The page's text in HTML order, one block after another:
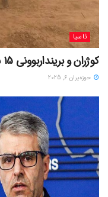
ئاسیا
کوژران و برینداربوونی 15 سەربازی زایۆنیست لە باشوری غەززە
حوزه‌یران 6, 2025